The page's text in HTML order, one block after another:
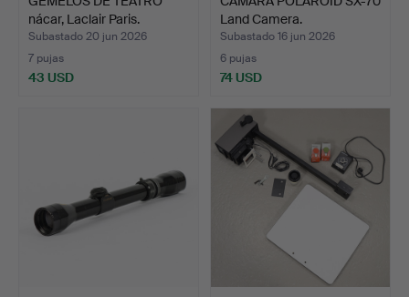
nácar, Laclair Paris.
Subastado 20 jun 2026
7 pujas
43 USD
Land Camera.
Subastado 16 jun 2026
6 pujas
74 USD